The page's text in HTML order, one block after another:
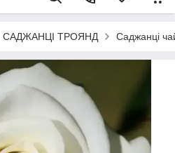
САДЖАНЦІ ТРОЯНД Саджанці